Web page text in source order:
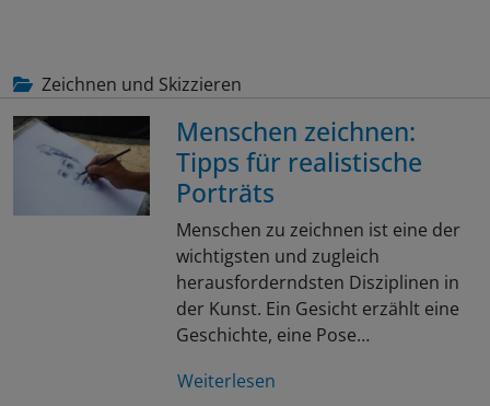
Zeichnen und Skizzieren
Menschen zeichnen:
Tipps für realistische
Porträts
Menschen zu zeichnen ist eine der
wichtigsten und zugleich
herausforderndsten Disziplinen in
der Kunst. Ein Gesicht erzählt eine
Geschichte, eine Pose…
Weiterlesen